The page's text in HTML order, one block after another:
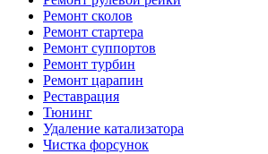
Ремонт сколов
Ремонт стартера
Ремонт суппортов
Ремонт турбин
Ремонт царапин
Реставрация
Тюнинг
Удаление катализатора
Чистка форсунок